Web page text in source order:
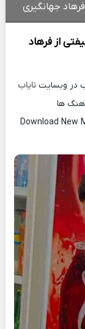
جهانگیری
ازفرهاد
در وبسایت نایاب
ها
Download New